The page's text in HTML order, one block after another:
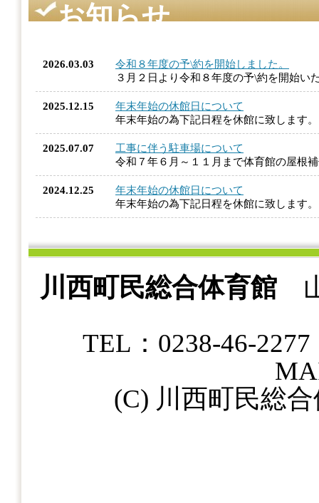
お知らせ
2026.03.03
令和８年度の予\約を開始しました。
３月２日より令和８年度の予\約を開始い
2025.12.15
年末年始の休館日について
年末年始の為下記日程を休館に致します
2025.07.07
工事に伴う駐車場について
令和７年６月～１１月まで体育館の屋根
2024.12.25
年末年始の休館日について
年末年始の為下記日程を休館に致します
川西町民総合体育館
TEL：0238-46-
(C) 川西町民総